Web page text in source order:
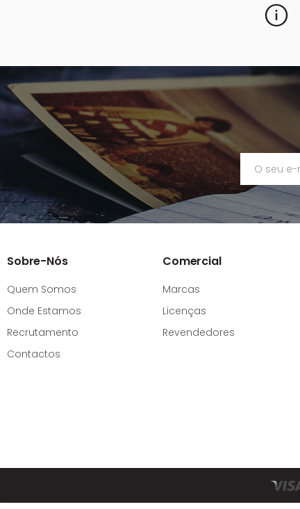
Sobre-Nós
Quem Somos
Onde Estamos
Recrutamento
Contactos
Comercial
Marcas
Licenças
Revendedores